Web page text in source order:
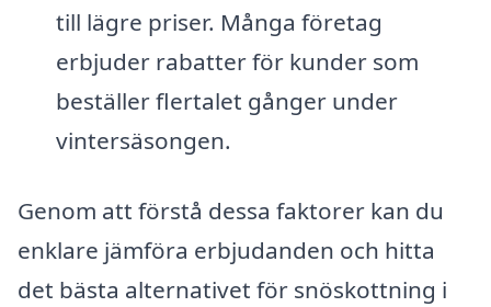
till lägre priser. Många företag
erbjuder rabatter för kunder som
beställer flertalet gånger under
vintersäsongen.
Genom att förstå dessa faktorer kan du
enklare jämföra erbjudanden och hitta
det bästa alternativet för snöskottning i